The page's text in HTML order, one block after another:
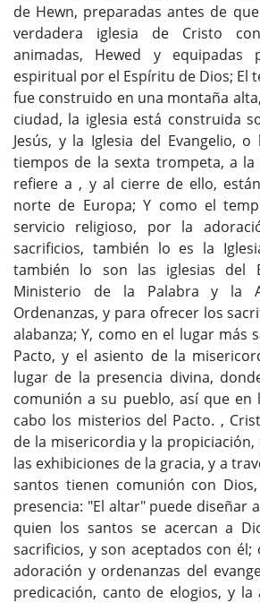
de Hewn, preparadas antes de
verdadera iglesia de Cristo
animadas, Hewed y equipadas
espiritual por el Espíritu de Dios; El
fue construido en una montaña
ciudad, la iglesia está construida
Jesús, y la Iglesia del Evangelio,
tiempos de la sexta trompeta, a
refiere a , y al cierre de ello,
norte de Europa; Y como el
servicio religioso, por la
sacrificios, también lo es la
también lo son las iglesias del
Ministerio de la Palabra y la
Ordenanzas, y para ofrecer los
alabanza; Y, como en el lugar más
Pacto, y el asiento de la
lugar de la presencia divina,
comunión a su pueblo, así que en
cabo los misterios del Pacto. ,
de la misericordia y la propiciación,
las exhibiciones de la gracia, y a
santos tienen comunión con
presencia: "El altar" puede diseñar
quien los santos se acercan a
sacrificios, y son aceptados con
adoración y ordenanzas del
predicación, canto de elogios, y la